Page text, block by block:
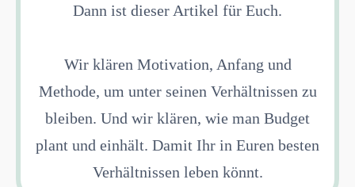
Dann ist dieser Artikel für Euch.
Wir klären Motivation, Anfang und
Methode, um unter seinen Verhältnissen zu
bleiben. Und wir klären, wie man Budget
plant und einhält. Damit Ihr in Euren besten
Verhältnissen leben könnt.